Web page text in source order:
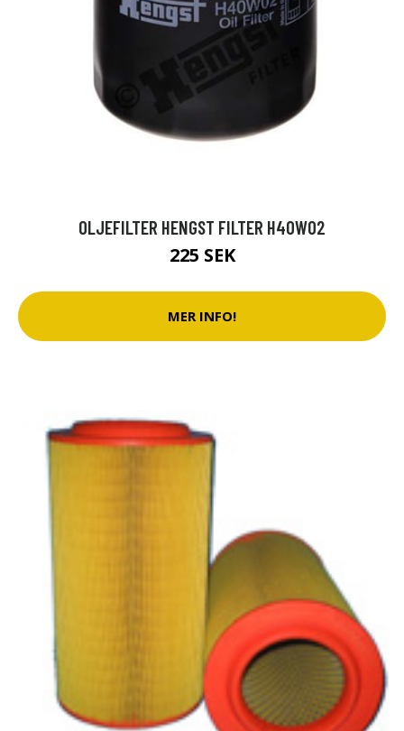
OLJEFILTER HENGST FILTER H40W02
225 SEK
MER INFO!